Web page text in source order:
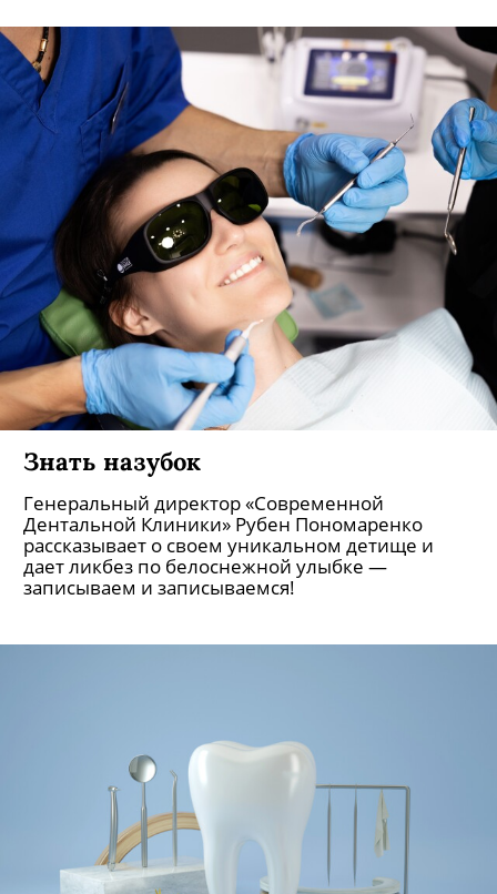
Знать назубок
Генеральный директор «Современной
Дентальной Клиники» Рубен Пономаренко
рассказывает о своем уникальном детище и
дает ликбез по белоснежной улыбке —
записываем и записываемся!